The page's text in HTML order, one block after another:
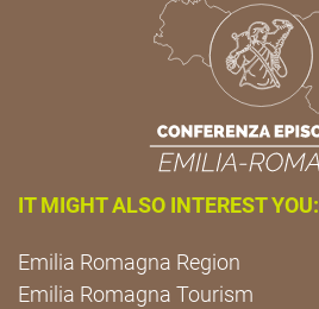
IT MIGHT ALSO INTEREST YOU:
Emilia Romagna Region
Emilia Romagna Tourism